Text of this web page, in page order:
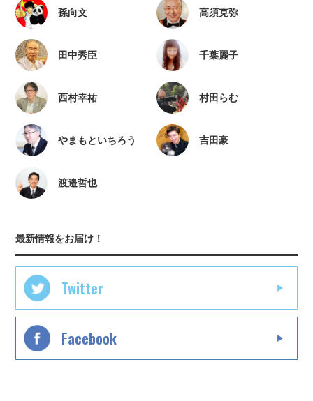
孫向文 高須克弥
田中秀臣 千葉麗子
西村幸祐 村田らむ
やまもといちろう 吉田豪
渡邉哲也
最新情報をお届け！
Twitter
Facebook